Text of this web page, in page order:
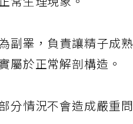
常生理現象。
副睪，負責讓精子成熟
屬於正常解剖構造。
分情況不會造成嚴重問